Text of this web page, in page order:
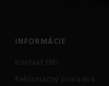
INFORMÁCIE
Kontakt EMI
Reklamačný poriadok